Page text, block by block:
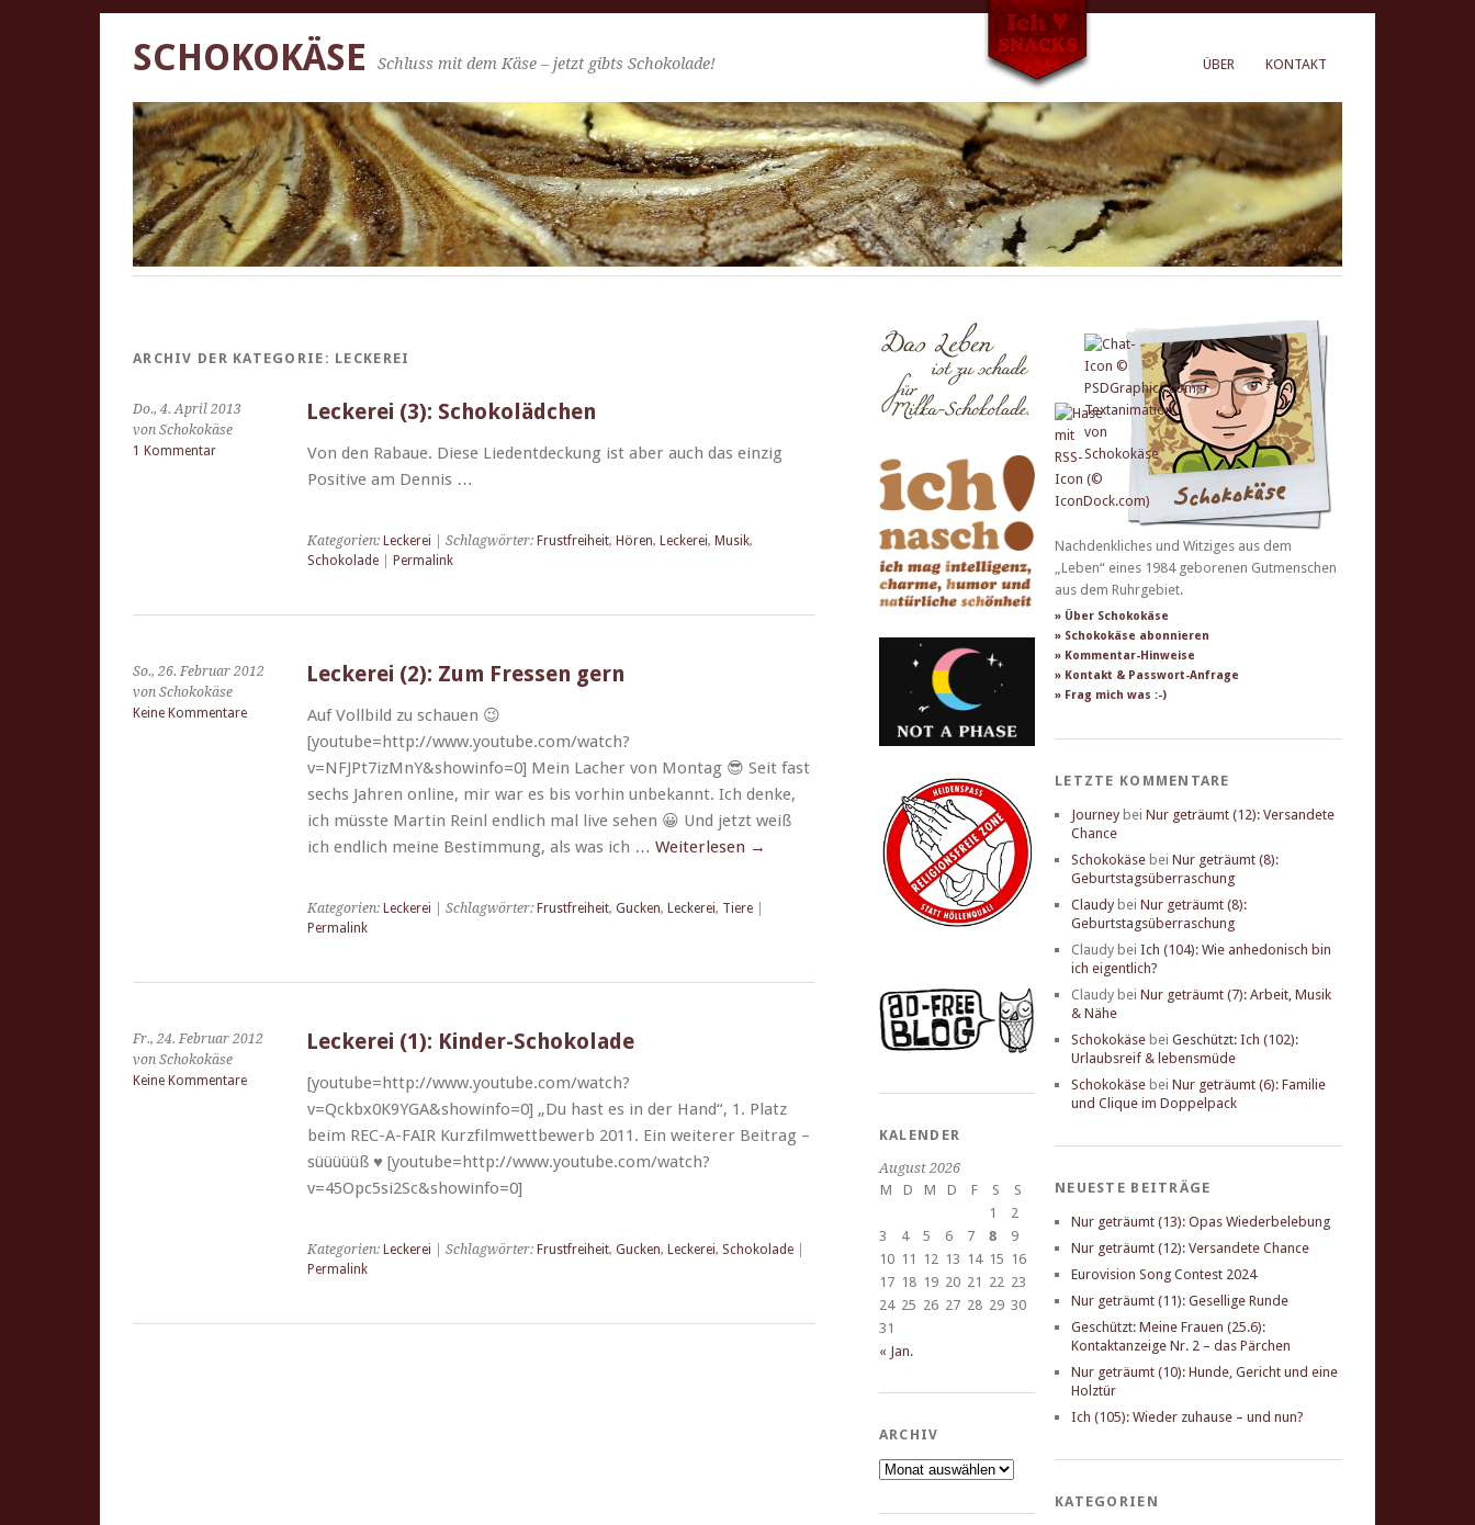
ÜBER KONTAKT
SCHOKOKÄSE Schluss mit dem Käse – jetzt gibts Schokolade!
ARCHIV DER KATEGORIE: LECKEREI
Do., 4. April 2013
von Schokokäse
1 Kommentar
Leckerei (3): Schokolädchen
Von den Rabaue. Diese Liedent­deck­ung ist aber auch das einzig
Pos­i­tive am Dennis …
Kategorien: Leckerei | Schlagwörter: Frustfreiheit, Hören, Leckerei, Musik,
Schokolade| Permalink
So., 26. Februar 2012
von Schokokäse
Keine Kommentare
Leckerei (2): Zum Fressen gern
Auf Voll­bild zu schauen 😉
[youtube=http://www.youtube.com/watch?
v=NFJPt7izMnY&showinfo=0] Mein Lach­er von Mon­tag 😎 Seit fast
sechs Jahren online, mir war es bis vorhin unbekan­nt. Ich denke,
ich müsste Mar­tin Reinl endlich mal live sehen 😀 Und jet­zt weiß
ich endlich meine Bes­tim­mung, als was ich … Weit­er­lesen →
Kategorien: Leckerei | Schlagwörter: Frustfreiheit, Gucken, Leckerei, Tiere|
Permalink
Fr., 24. Februar 2012
von Schokokäse
Keine Kommentare
Leckerei (1): Kinder-Schokolade
[youtube=http://www.youtube.com/watch?
v=Qckbx0K9YGA&showinfo=0] „Du hast es in der Hand“, 1. Platz
beim REC-A-FAIR Kurz­filmwet­tbe­werb 2011. Ein weit­er­er Beitrag –
süüüüüß ♥ [youtube=http://www.youtube.com/watch?
v=45Opc5si2Sc&showinfo=0]
Kategorien: Leckerei | Schlagwörter: Frustfreiheit, Gucken, Leckerei, Schokolade|
Permalink
KALENDER
August 2026
M
D M D F S
S
1
2
3
4 5 6 7 8
9
10 11 12 13 14 15 16
17 18 19 20 21 22 23
24 25 26 27 28 29 30
31
« Jan.
ARCHIV
Archiv
Nachdenkliches und Witziges aus dem
„Leben“ eines 1984 geborenen Gutmenschen
aus dem Ruhrgebiet.
» Über Schokokäse
» Schokokäse abonnieren
» Kommentar-Hinweise
» Kontakt & Passwort-Anfrage
» Frag mich was :-)
LETZTE KOMMENTARE
Journey bei Nur geträumt (12): Versandete
Chance
Schokokäse bei Nur geträumt (8):
Geburtstagsüberraschung
Claudy bei Nur geträumt (8):
Geburtstagsüberraschung
Claudy bei Ich (104): Wie anhedonisch bin
ich eigentlich?
Claudy bei Nur geträumt (7): Arbeit, Musik
& Nähe
Schokokäse bei Geschützt: Ich (102):
Urlaubsreif & lebensmüde
Schokokäse bei Nur geträumt (6): Familie
und Clique im Doppelpack
NEUESTE BEITRÄGE
Nur geträumt (13): Opas Wiederbelebung
Nur geträumt (12): Versandete Chance
Eurovision Song Contest 2024
Nur geträumt (11): Gesellige Runde
Geschützt: Meine Frauen (25.6):
Kontaktanzeige Nr. 2 – das Pärchen
Nur geträumt (10): Hunde, Gericht und eine
Holztür
Ich (105): Wieder zuhause – und nun?
KATEGORIEN